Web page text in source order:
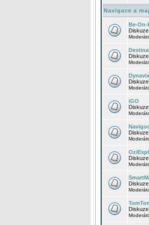
Navigace a
Be-On-
Dynavix
iGO